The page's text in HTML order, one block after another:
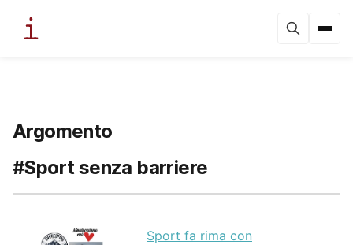
Argomento
#Sport senza barriere
Sport fa rima con